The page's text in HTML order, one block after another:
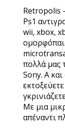
Retropolis
Ps1
wii, xbox,
πολλά μας
Sony. Α
Με μια
απέναντι